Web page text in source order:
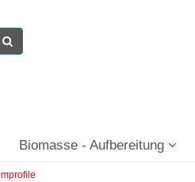
Biomasse - Aufbereitung